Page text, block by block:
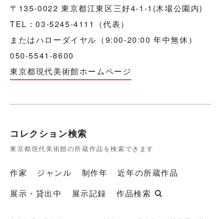
〒135-0022 東京都江東区三好4-1-1(木場公園内)
TEL：03-5245-4111（代表）
またはハローダイヤル（9:00-20:00 年中無休）
050-5541-8600
東京都現代美術館ホームページ
コレクション検索
東京都現代美術館の所蔵作品を検索できます
作家 ジャンル 制作年
近年の所蔵作品
展示・貸出中
展示記録 作品検索